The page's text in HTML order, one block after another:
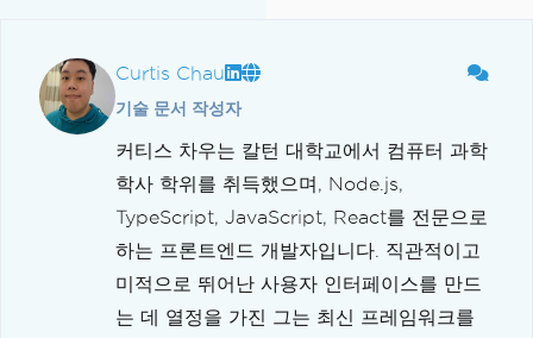
Curtis Chau
기술 문서 작성자
커티스 차우는 칼턴 대학교에서 컴퓨터 과학
학사 학위를 취득했으며, Node.js,
TypeScript, JavaScript, React를 전문으로
하는 프론트엔드 개발자입니다. 직관적이고
미적으로 뛰어난 사용자 인터페이스를 만드
는 데 열정을 가진 그는 최신 프레임워크를